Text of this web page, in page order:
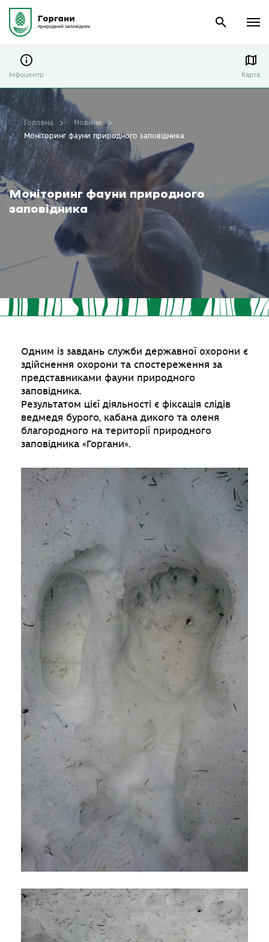
Інфоцентр Карта
Моніторинг фауни природного
заповідника
Головна
Новини
Моніторинг фауни природного заповідника
Одним із завдань служби державної охорони є
здійснення охорони та спостереження за
представниками фауни природного
заповідника.
Результатом цієї діяльності є фіксація слідів
ведмедя бурого, кабана дикого та оленя
благородного на території природного
заповідника «Горгани».